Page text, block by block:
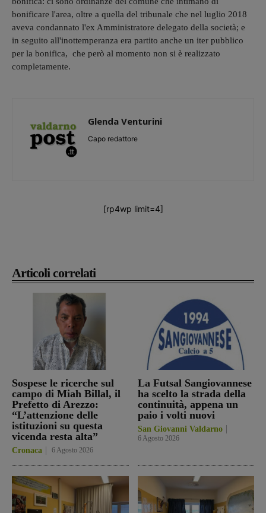
Articoli correlati
Sospese le ricerche sul
campo di Miah Billal, il
Prefetto di Arezzo:
“L’attenzione delle
istituzioni su questa
vicenda resta alta”
Cronaca 6 Agosto 2026
La Futsal Sangiovannese
ha scelto la strada della
continuità, appena un
paio i volti nuovi
San Giovanni Valdarno
6 Agosto 2026
bonificare l'area, oltre a quella del tribunale che nel luglio 2018
aveva condannato l'ex Amministratore delegato della società; e
in seguito all'inottemperanza era partito anche un iter pubblico
per la bonifica, che però al momento non si è realizzato
completamente.
Glenda Venturini
Capo redattore
[rp4wp limit=4]